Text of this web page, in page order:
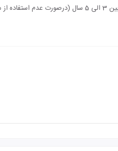
اقامت کودک زیر 3 سال (درصورت عدم استفاده از سرویس) رایگان می‌باشد و